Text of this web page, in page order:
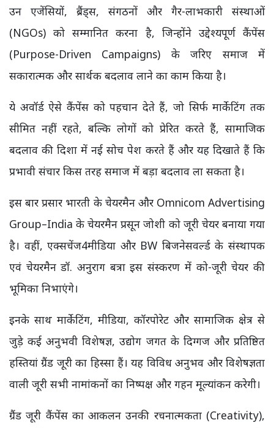
उन एजेंसियों, ब्रैंड्स, संगठनों और गैर-लाभकारी संस्थाओं
(NGOs) को सम्मानित करना है, जिन्होंने उद्देश्यपूर्ण कैंपेंस
(Purpose-Driven Campaigns) के जरिए समाज में
सकारात्मक और सार्थक बदलाव लाने का काम किया है।
ये अवॉर्ड ऐसे कैंपेंस को पहचान देते हैं, जो सिर्फ मार्केटिंग तक
सीमित नहीं रहते, बल्कि लोगों को प्रेरित करते हैं, सामाजिक
बदलाव की दिशा में नई सोच पेश करते हैं और यह दिखाते हैं कि
प्रभावी संचार किस तरह समाज में बड़ा बदलाव ला सकता है।
इस बार प्रसार भारती के चेयरमैन और Omnicom Advertising
Group–India के चेयरमैन प्रसून जोशी को जूरी चेयर बनाया गया
है। वहीं, एक्सचेंज4मीडिया और BW बिजनेसवर्ल्ड के संस्थापक
एवं चेयरमैन डॉ. अनुराग बत्रा इस संस्करण में को-जूरी चेयर की
भूमिका निभाएंगे।
इनके साथ मार्केटिंग, मीडिया, कॉरपोरेट और सामाजिक क्षेत्र से
जुड़े कई अनुभवी विशेषज्ञ, उद्योग जगत के दिग्गज और प्रतिष्ठित
हस्तियां ग्रैंड जूरी का हिस्सा हैं। यह विविध अनुभव और विशेषज्ञता
वाली जूरी सभी नामांकनों का निष्पक्ष और गहन मूल्यांकन करेगी।
ग्रैंड जूरी कैंपेंस का आकलन उनकी रचनात्मकता (Creativity),